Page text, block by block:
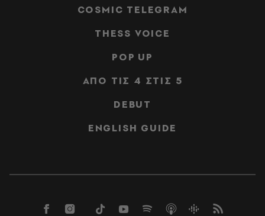
COSMIC TELEGRAM
THESS VOICE
POP UP
ΑΠΟ ΤΙΣ 4 ΣΤΙΣ 5
DEBUT
ENGLISH GUIDE